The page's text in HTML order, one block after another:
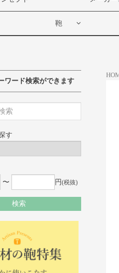
鞄
ワード検索ができます
す
〜
円(税抜)
検索